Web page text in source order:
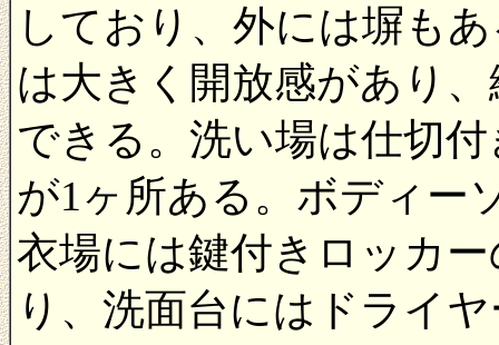
しており、外には塀も
は大きく開放感があり
できる。洗い場は仕切
が1ヶ所ある。ボディー
衣場には鍵付きロッカ
り、洗面台にはドライ